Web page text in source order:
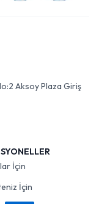
Aksoy Plaza Giriş
İçin
İçin